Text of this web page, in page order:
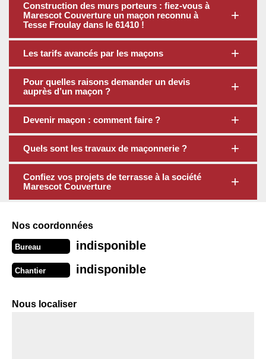
Construction des murs porteurs : fiez-vous à
Marescot Couverture un maçon reconnu à
Tesse Froulay dans le 61410 !
Les tarifs avancés par les maçons
Pour quelles raisons demander un devis
auprès d’un maçon ?
Devenir maçon : comment faire ?
Quels sont les travaux de maçonnerie ?
Confiez vos projets de terrasse à la société
Marescot Couverture
Nos coordonnées
Bureau indisponible
Chantier indisponible
Nous localiser